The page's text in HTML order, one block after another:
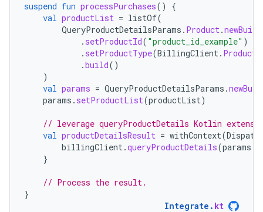
suspend fun processPurchases()
{
val productList = listOf(
QueryProductDetailsParams . Product.
. setProductId( "product_id_example" )
. setProductType(BillingClient.
.build()
)
val params = QueryProductDetailsParams .
params . setProductList(productList)
// leverage queryProductDetails Kotlin
val productDetailsResult = withContext(
billingClient.queryProductDetails(params
}
// Process the result.
}
Integrate . kt